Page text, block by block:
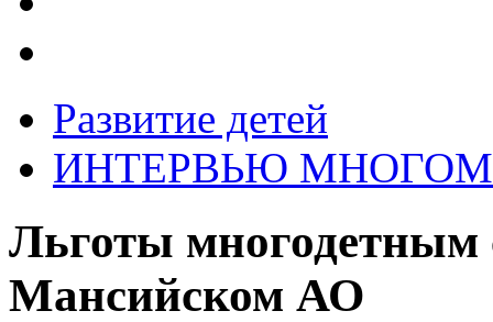
Развитие детей
ИНТЕРВЬЮ
Льготы
Мансийском АО